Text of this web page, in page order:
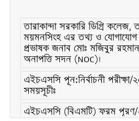
তারাকান্দা সরকারি ডিগ্রি কলেজ,
ময়মনসিংহ এর তথ্য ও যোগাযোগ
প্রভাষক জনাব মোঃ মজিবুর
অনাপত্তি সদন (NOC)।
এইচএসসি পূন:নির্বাচনী
সময়সূচীঃ
এইচএসসি (বিএমটি) ফরম পূরণ/